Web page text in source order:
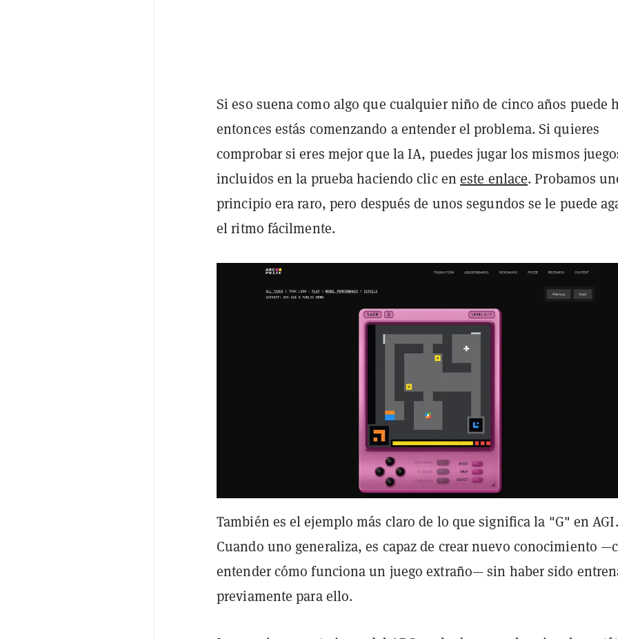
Si eso suena como algo que cualquier niño de cinco años puede
entonces estás comenzando a entender el problema. Si quieres
comprobar si eres mejor que la IA, puedes jugar los mismos
incluidos en la prueba haciendo clic eneste enlace. Probamos
principio era raro, pero después de unos segundos se le puede
el ritmo fácilmente.
También es el ejemplo más claro de lo que significa la "G" en AGI.
Cuando uno generaliza, es capaz de crear nuevo conocimiento
entender cómo funciona un juego extraño— sin haber sido
previamente para ello.